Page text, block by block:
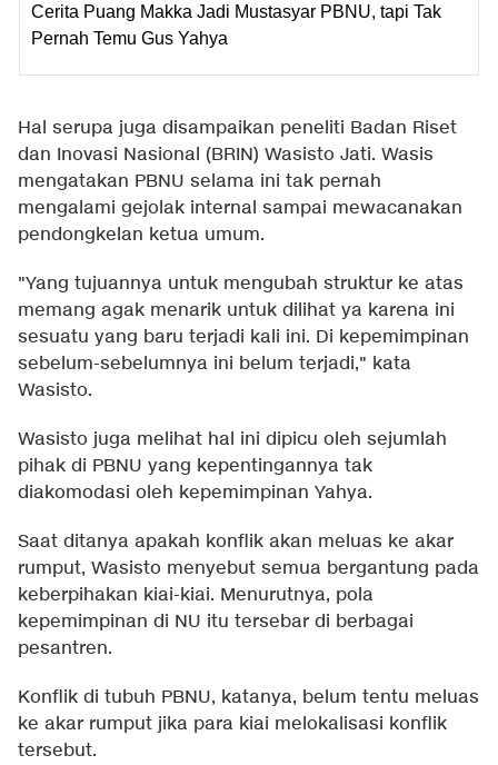
Cerita Puang Makka Jadi Mustasyar PBNU, tapi Tak
Pernah Temu Gus Yahya
Hal serupa juga disampaikan peneliti Badan Riset
dan Inovasi Nasional (BRIN) Wasisto Jati. Wasis
mengatakan PBNU selama ini tak pernah
mengalami gejolak internal sampai mewacanakan
pendongkelan ketua umum.
"Yang tujuannya untuk mengubah struktur ke atas
memang agak menarik untuk dilihat ya karena ini
sesuatu yang baru terjadi kali ini. Di kepemimpinan
sebelum-sebelumnya ini belum terjadi," kata
Wasisto.
Wasisto juga melihat hal ini dipicu oleh sejumlah
pihak di PBNU yang kepentingannya tak
diakomodasi oleh kepemimpinan Yahya.
Saat ditanya apakah konflik akan meluas ke akar
rumput, Wasisto menyebut semua bergantung pada
keberpihakan kiai-kiai. Menurutnya, pola
kepemimpinan di NU itu tersebar di berbagai
pesantren.
Konflik di tubuh PBNU, katanya, belum tentu meluas
ke akar rumput jika para kiai melokalisasi konflik
tersebut.